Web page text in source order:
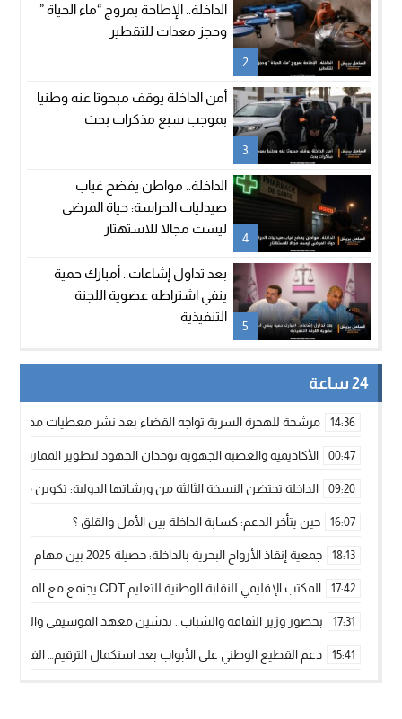
2
الداخلة.. الإطاحة بمروج “ماء الحياة ”
وحجز معدات للتقطير
3
أمن الداخلة يوقف مبحوثا عنه وطنيا
بموجب سبع مذكرات بحث
4
الداخلة.. مواطن يفضح غياب
صيدليات الحراسة: حياة المرضى
ليست مجالا للاستهتار
5
بعد تداول إشاعات.. أمبارك حمية
ينفي اشتراطه عضوية اللجنة
التنفيذية
24 ساعة
14:36 مرشحة للهجرة السرية تواجه القضاء بعد نشر معطيات مضللة
00:47 الأكاديمية والعصبة الجهوية توحدان الجهود لتطوير الممارسة
09:20 الداخلة تحتضن النسخة الثالثة من ورشاتها الدولية: تكوين
16:07 حين يتأخر الدعم: كسابة الداخلة بين الأمل والقلق ؟
18:13 جمعية إنقاذ الأرواح البحرية بالداخلة: حصيلة 2025 بين مهام الإنقاذ ومشروع “دار البحار”
17:42 المكتب الإقليمي للنقابة الوطنية للتعليم CDT يجتمع مع المدير الإقليمي لمناقشة ملفات جوهرية لنساء ورجال التعليم
17:31 بحضور وزير الثقافة والشباب.. تدشين معهد الموسيقى والفنون
15:41 دعم القطيع الوطني على الأبواب بعد استكمال الترقيم…